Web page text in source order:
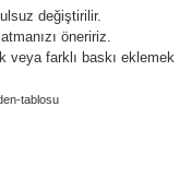
değiştirilir.
öneririz.
veya farklı baskı eklemek
tablosu